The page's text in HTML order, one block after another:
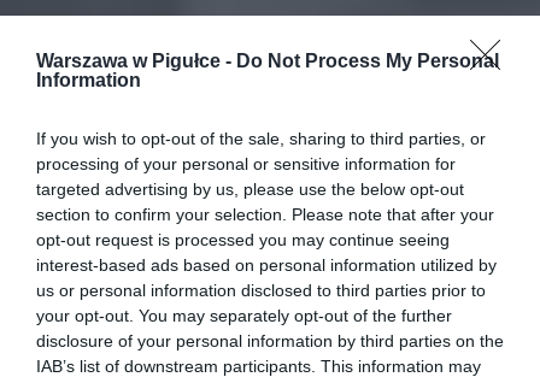
Warszawa w Pigułce - Do Not Process My Personal
Information
If you wish to opt-out of the sale, sharing to third parties, or
processing of your personal or sensitive information for
targeted advertising by us, please use the below opt-out
section to confirm your selection. Please note that after your
opt-out request is processed you may continue seeing
interest-based ads based on personal information utilized by
us or personal information disclosed to third parties prior to
your opt-out. You may separately opt-out of the further
disclosure of your personal information by third parties on the
IAB’s list of downstream participants. This information may